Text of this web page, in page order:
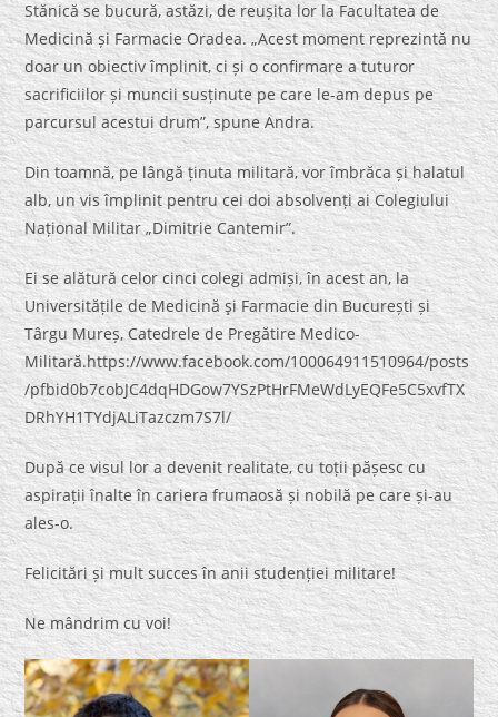
Stănică se bucură, astăzi, de reușita lor la Facultatea de
Medicină și Farmacie Oradea. „Acest moment reprezintă nu
doar un obiectiv împlinit, ci și o confirmare a tuturor
sacrificiilor și muncii susținute pe care le-am depus pe
parcursul acestui drum”, spune Andra.
Din toamnă, pe lângă ținuta militară, vor îmbrăca și halatul
alb, un vis împlinit pentru cei doi absolvenți ai Colegiului
Național Militar „Dimitrie Cantemir”.
Ei se alătură celor cinci colegi admiși, în acest an, la
Universitățile de Medicină şi Farmacie din București și
Târgu Mureș, Catedrele de Pregătire Medico-
Militară.https://www.facebook.com/100064911510964/posts
/pfbid0b7cobJC4dqHDGow7YSzPtHrFMeWdLyEQFe5C5xvfTX
DRhYH1TYdjALiTazczm7S7l/
După ce visul lor a devenit realitate, cu toții pășesc cu
aspirații înalte în cariera frumaosă și nobilă pe care și-au
ales-o.
Felicitări și mult succes în anii studenției militare!
Ne mândrim cu voi!